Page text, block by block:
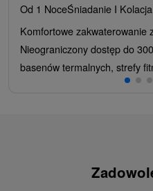
Od 1 NoceŚniadanie I Kolacja
Komfortowe zakwaterowanie
Nieograniczony dostęp do
basenów termalnych, strefy